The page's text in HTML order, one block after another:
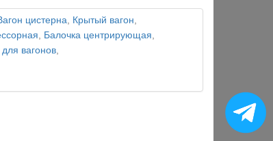
цистерна, Крытый вагон,
, Балочка центрирующая,
вагонов,